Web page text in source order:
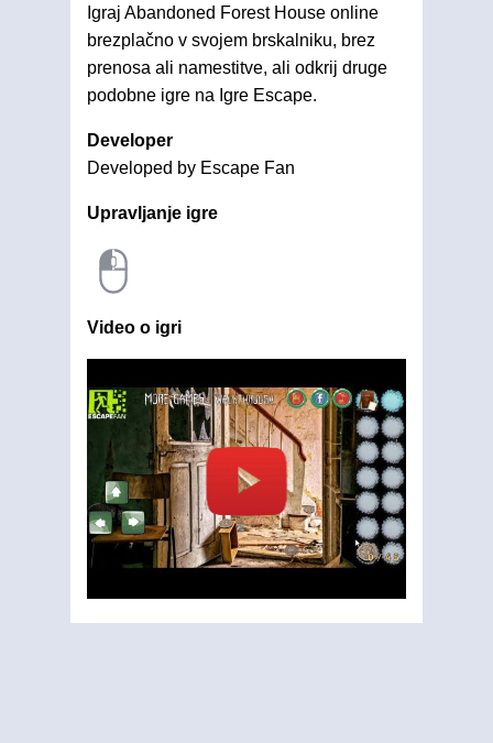
Igraj Abandoned Forest House online
brezplačno v svojem brskalniku, brez
prenosa ali namestitve, ali odkrij druge
podobne igre na Igre Escape.
Developer
Developed by Escape Fan
Upravljanje igre
Video o igri